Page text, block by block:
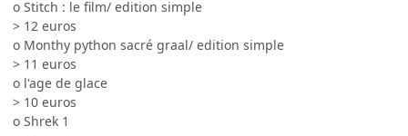
o Stitch : le film/ edition simple
> 12 euros
o Monthy python sacré graal/ edition simple
> 11 euros
o l'age de glace
> 10 euros
o Shrek 1